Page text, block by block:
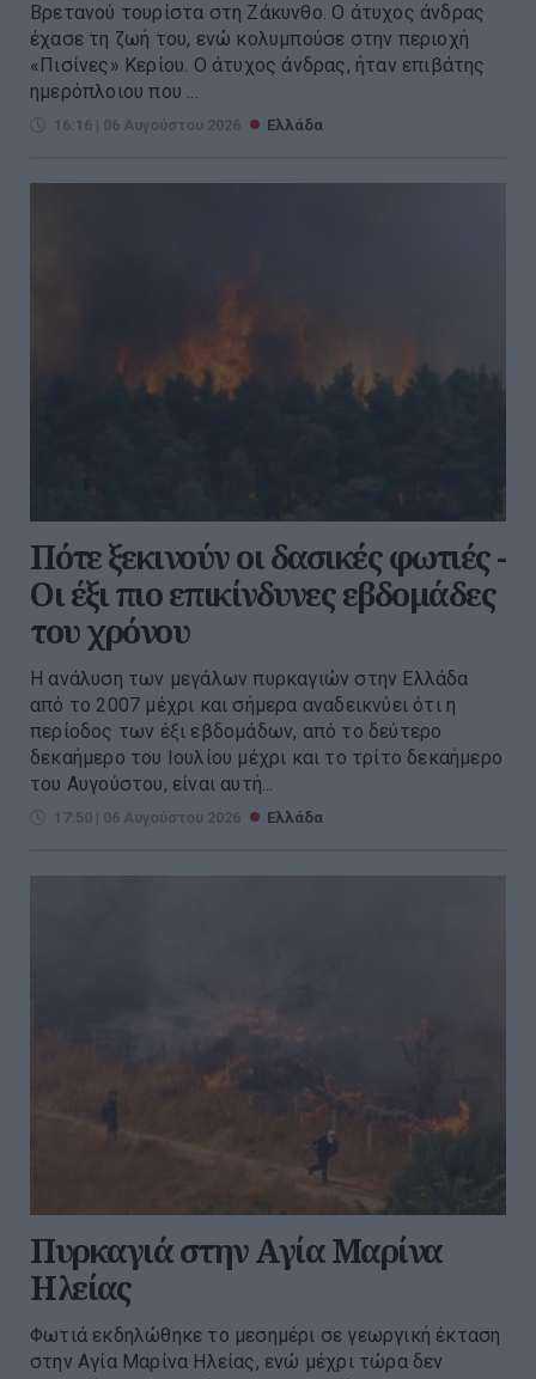
Βρετανού τουρίστα στη Ζάκυνθο. Ο άτυχος άνδρας
έχασε τη ζωή του, ενώ κολυμπούσε στην περιοχή
«Πισίνες» Κερίου. Ο άτυχος άνδρας, ήταν επιβάτης
ημερόπλοιου που ...
16:16 | 06 Αυγούστου 2026 Ελλάδα
Πότε ξεκινούν οι δασικές φωτιές -
Oι έξι πιο επικίνδυνες εβδομάδες
του χρόνου
Η ανάλυση των μεγάλων πυρκαγιών στην Ελλάδα
από το 2007 μέχρι και σήμερα αναδεικνύει ότι η
περίοδος των έξι εβδομάδων, από το δεύτερο
δεκαήμερο του Ιουλίου μέχρι και το τρίτο δεκαήμερο
του Αυγούστου, είναι αυτή...
17:50 | 06 Αυγούστου 2026 Ελλάδα
Πυρκαγιά στην Aγία Μαρίνα
Ηλείας
Φωτιά εκδηλώθηκε το μεσημέρι σε γεωργική έκταση
στην Αγία Μαρίνα Ηλείας, ενώ μέχρι τώρα δεν